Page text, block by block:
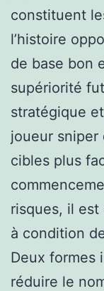
constituent
l’histoire
de base bon
supériorité
stratégique
joueur sniper
cibles plus
risques, il
à condition
Deux formes
réduire le